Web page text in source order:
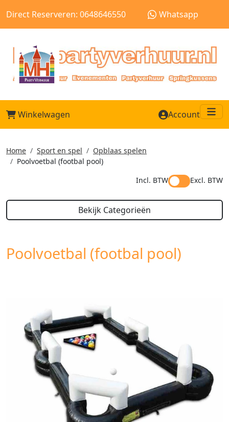
Direct Reserveren: 0648646550 Whatsapp
Winkelwagen Account
Home Sport en spel
Opblaas spelen
Poolvoetbal (footbal pool)
Incl. BTW
Excl. BTW
Bekijk Categorieën
Poolvoetbal (footbal pool)